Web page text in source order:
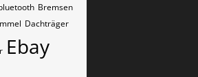
Bremsen
Dachträger
Ebay